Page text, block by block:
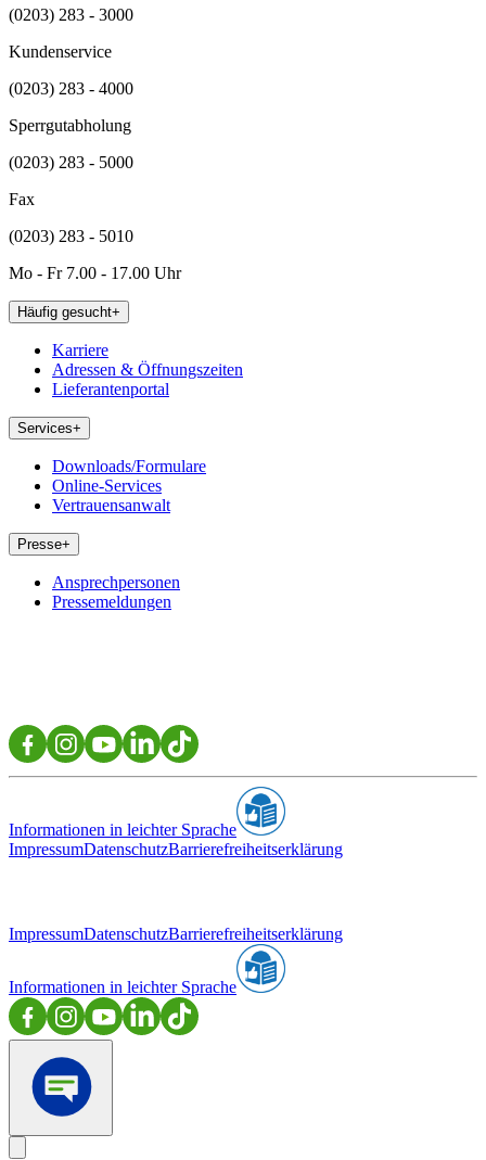
(0203) 283 - 3000
Kundenservice
(0203) 283 - 4000
Sperrgutabholung
(0203) 283 - 5000
Fax
(0203) 283 - 5010
Mo - Fr 7.00 - 17.00 Uhr
Häufig gesucht+
Karriere
Adressen & Öffnungszeiten
Lieferantenportal
Services+
Downloads/Formulare
Online-Services
Vertrauensanwalt
Presse+
Ansprechpersonen
Pressemeldungen
Informationen in leichter Sprache
ImpressumDatenschutzBarrierefreiheitserklärung
ImpressumDatenschutzBarrierefreiheitserklärung
Informationen in leichter Sprache